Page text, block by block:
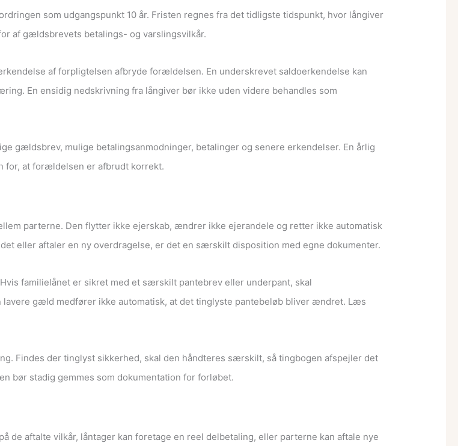
som udgangspunkt 10 år. Fristen regnes fra det tidligste tidspunkt, hvor långiver
af gældsbrevets betalings- og varslingsvilkår.
af forpligtelsen afbryde forældelsen. En underskrevet saldoerkendelse kan
En ensidig nedskrivning fra långiver bør ikke uden videre behandles som
gældsbrev, mulige betalingsanmodninger, betalinger og senere erkendelser. En årlig
for, at forældelsen er afbrudt korrekt.
parterne. Den flytter ikke ejerskab, ændrer ikke ejerandele og retter ikke automatisk
eller aftaler en ny overdragelse, er det en særskilt disposition med egne dokumenter.
familielånet er sikret med et særskilt pantebrev eller underpant, skal
gæld medfører ikke automatisk, at det tinglyste pantebeløb bliver ændret. Læs
Findes der tinglyst sikkerhed, skal den håndteres særskilt, så tingbogen afspejler det
bør stadig gemmes som dokumentation for forløbet.
de aftalte vilkår, låntager kan foretage en reel delbetaling, eller parterne kan aftale nye